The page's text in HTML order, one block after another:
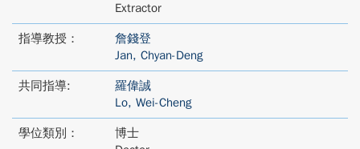
Extractor
指導教授：
詹錢登
Jan, Chyan-Deng
共同指導:
羅偉誠
Lo, Wei-Cheng
學位類別：
博士